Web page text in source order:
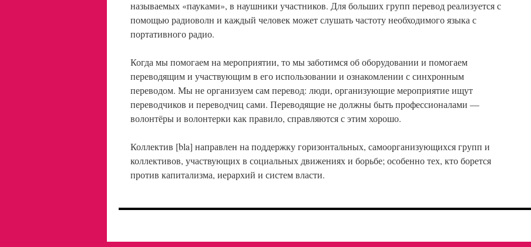
называемых «пауками», в наушники участников. Для больших групп перевод реализуется с
помощью радиоволн и каждый человек может слушать частоту необходимого языка с
портативного радио.
Когда мы помогаем на мероприятии, то мы заботимся об оборудовании и помогаем
переводящим и участвующим в его использовании и ознакомлении с синхронным
переводом. Мы не организуем сам перевод: люди, организующие мероприятие ищут
переводчиков и переводчиц сами. Переводящие не должны быть профессионалами —
волонтёры и волонтерки как правило, справляются с этим хорошо.
Коллектив [bla] направлен на поддержку горизонтальных, самоорганизующихся групп и
коллективов, участвующих в социальных движениях и борьбе; особенно тех, кто борется
против капитализма, иерархий и систем власти.